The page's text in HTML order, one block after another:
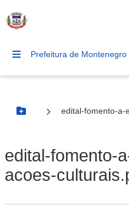
Prefeitura de Montenegro
Botão Menu
edital-fomento-a-
edital-fomento-
acoes-